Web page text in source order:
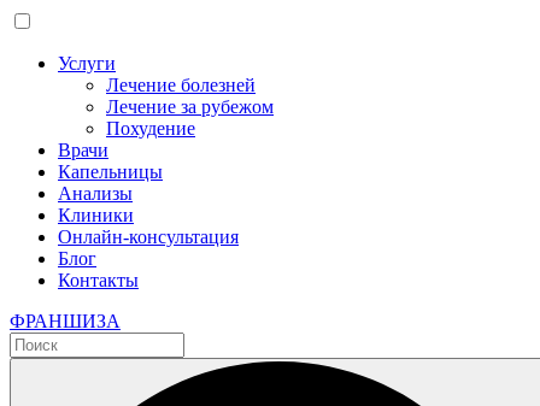
Услуги
Лечение болезней
Лечение за рубежом
Похудение
Врачи
Капельницы
Анализы
Клиники
Онлайн-консультация
Блог
Контакты
ФРАНШИЗА